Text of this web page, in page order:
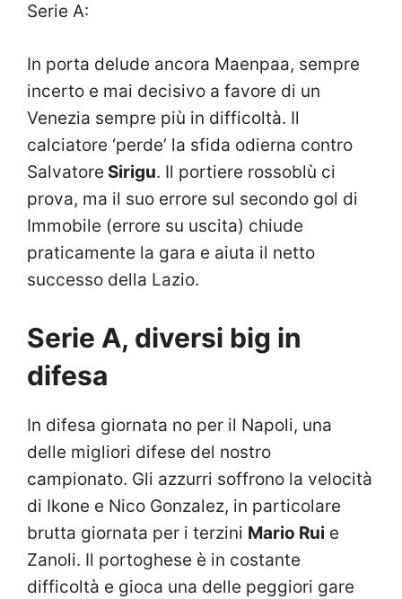
Serie A:
In porta delude ancora Maenpaa, sempre
incerto e mai decisivo a favore di un
Venezia sempre più in difficoltà. Il
calciatore ‘perde’ la sfida odierna contro
Salvatore Sirigu. Il portiere rossoblù ci
prova, ma il suo errore sul secondo gol di
Immobile (errore su uscita) chiude
praticamente la gara e aiuta il netto
successo della Lazio.
Serie A, diversi big in
difesa
In difesa giornata no per il Napoli, una
delle migliori difese del nostro
campionato. Gli azzurri soffrono la velocità
di Ikone e Nico Gonzalez, in particolare
brutta giornata per i terzini Mario Rui e
Zanoli. Il portoghese è in costante
difficoltà e gioca una delle peggiori gare